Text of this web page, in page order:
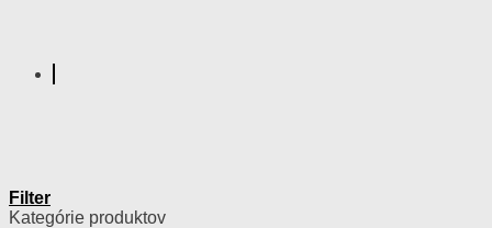
Filter
Kategórie produktov